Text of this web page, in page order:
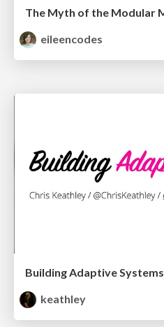
eileencodes
Building Adaptive Systems
keathley